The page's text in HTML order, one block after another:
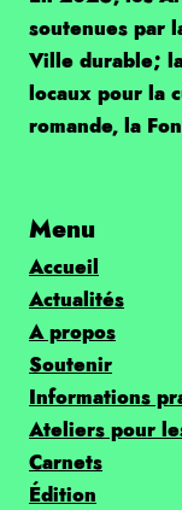
soutenues par
Ville durable;
locaux pour la
romande, la
Menu
Accueil
Actualités
A propos
Soutenir
Informations
Ateliers pour
Carnets
Édition